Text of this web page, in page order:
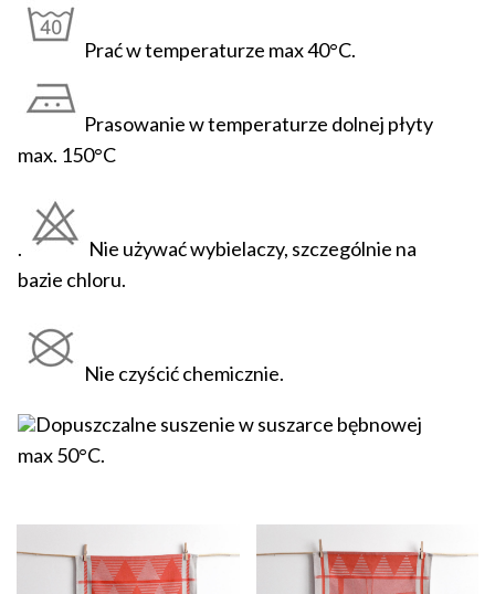
Prać w temperaturze max 40°C.
Prasowanie w temperaturze dolnej płyty
max. 150°C
.
Nie używać wybielaczy, szczególnie na
bazie chloru.
Nie czyścić chemicznie.
Dopuszczalne suszenie w suszarce bębnowej
max 50°C.